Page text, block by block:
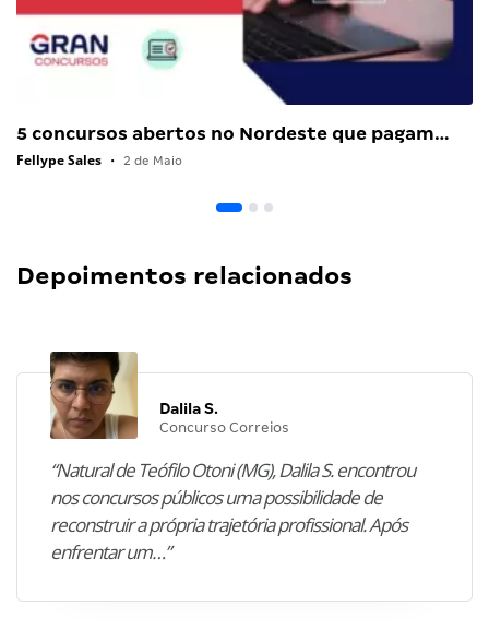
5 concursos abertos no Nordeste que pagam…
Fellype Sales • 2 de Maio
Depoimentos relacionados
Dalila S.
Concurso Correios
“Natural de Teófilo Otoni (MG), Dalila S. encontrou
nos concursos públicos uma possibilidade de
reconstruir a própria trajetória profissional. Após
enfrentar um…”